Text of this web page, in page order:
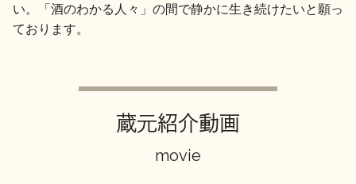
地酒小説
い。「酒のわかる人々」の間で静かに生き続けたいと願っ
ております。
蔵元紹介動画
movie